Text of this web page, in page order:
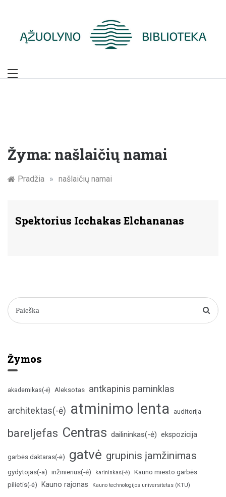
Žymūs Kauno
Žyma: našlaičių namai
Pradžia » našlaičių namai
Spektorius Icchakas Elchananas
Žymos
akademikas(-ė) Aleksotas antkapinis paminklas
architektas(-ė) atminimo lenta auditorija
bareljefas Centras dailininkas(-ė) ekspozicija
garbės daktaras(-ė) gatvė grupinis įamžinimas
gydytojas(-a) inžinierius(-ė) karininkas(-ė)
Kauno miesto garbės
pilietis(-ė)
Kauno rajonas Kauno technologijos universitetas (KTU)